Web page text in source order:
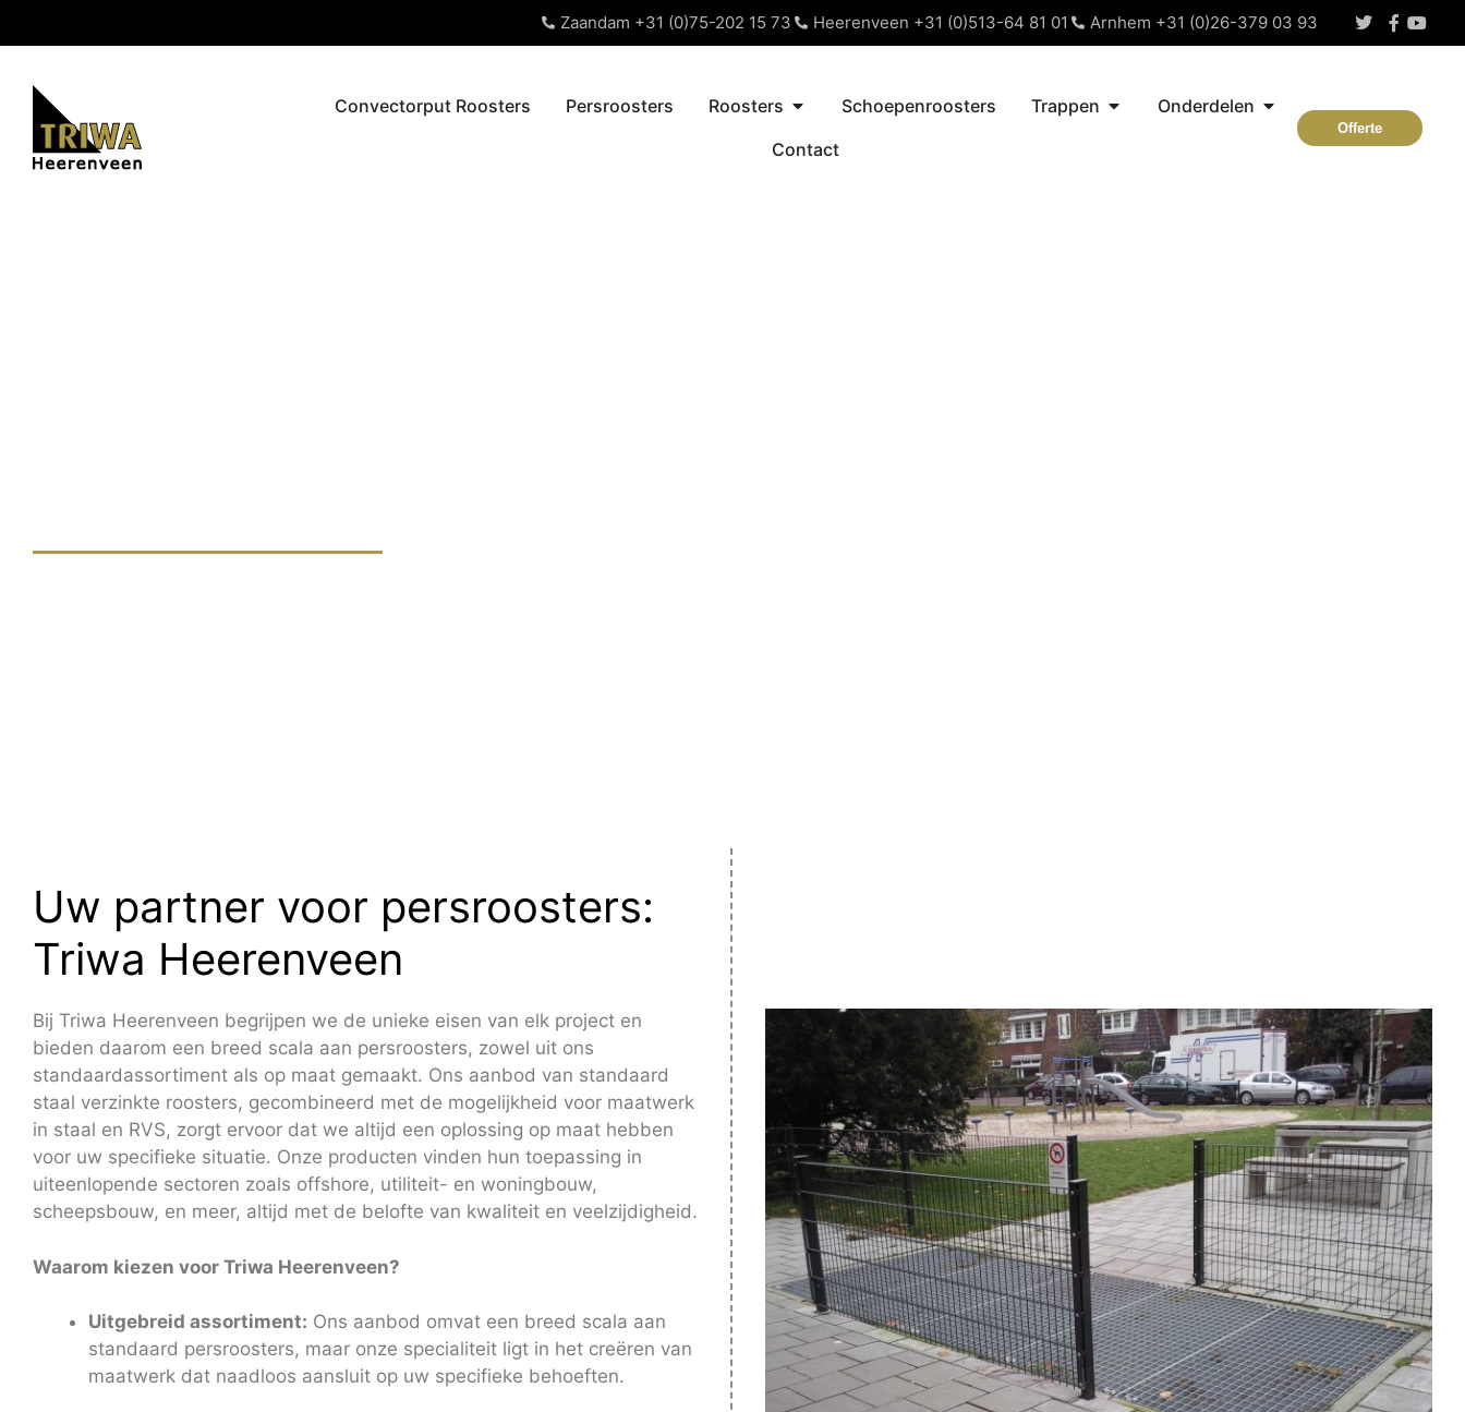
Zaandam +31 (0)75-202 15 73 Heerenveen +31 (0)513-64 81 01 Arnhem +31 (0)26-379 03 93
Convectorput Roosters Persroosters Roosters Schoepenroosters Trappen
Onderdelen
Contact
Offerte
Uw partner voor persroosters:
Triwa Heerenveen
Bij Triwa Heerenveen begrijpen we de unieke eisen van elk project en
bieden daarom een breed scala aan persroosters, zowel uit ons
standaardassortiment als op maat gemaakt. Ons aanbod van standaard
staal verzinkte roosters, gecombineerd met de mogelijkheid voor maatwerk
in staal en RVS, zorgt ervoor dat we altijd een oplossing op maat hebben
voor uw specifieke situatie. Onze producten vinden hun toepassing in
uiteenlopende sectoren zoals offshore, utiliteit- en woningbouw,
scheepsbouw, en meer, altijd met de belofte van kwaliteit en veelzijdigheid.
Waarom kiezen voor Triwa Heerenveen?
Uitgebreid assortiment: Ons aanbod omvat een breed scala aan
standaard persroosters, maar onze specialiteit ligt in het creëren van
maatwerk dat naadloos aansluit op uw specifieke behoeften.